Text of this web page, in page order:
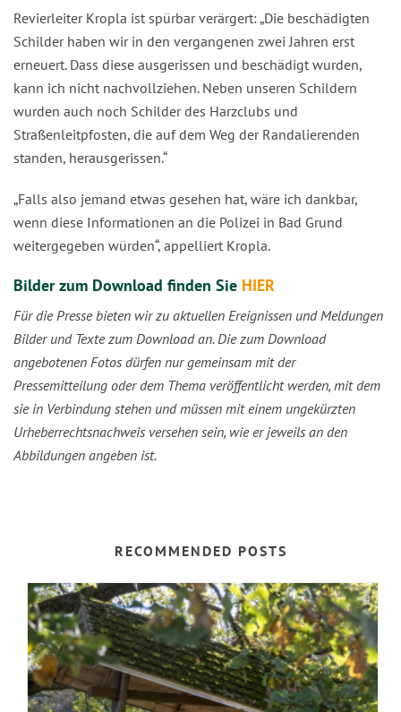
Revierleiter Kropla ist spürbar verärgert: „Die beschädigten
Schilder haben wir in den vergangenen zwei Jahren erst
erneuert. Dass diese ausgerissen und beschädigt wurden,
kann ich nicht nachvollziehen. Neben unseren Schildern
wurden auch noch Schilder des Harzclubs und
Straßenleitpfosten, die auf dem Weg der Randalierenden
standen, herausgerissen.“
„Falls also jemand etwas gesehen hat, wäre ich dankbar,
wenn diese Informationen an die Polizei in Bad Grund
weitergegeben würden“, appelliert Kropla.
Bilder zum Download finden Sie HIER
Für die Presse bieten wir zu aktuellen Ereignissen und Meldungen
Bilder und Texte zum Download an. Die zum Download
angebotenen Fotos dürfen nur gemeinsam mit der
Pressemitteilung oder dem Thema veröffentlicht werden, mit dem
sie in Verbindung stehen und müssen mit einem ungekürzten
Urheberrechtsnachweis versehen sein, wie er jeweils an den
Abbildungen angeben ist.
RECOMMENDED POSTS